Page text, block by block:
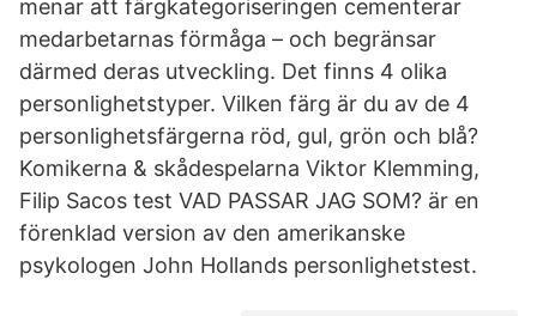
menar att färgkategoriseringen cementerar
medarbetarnas förmåga – och begränsar
därmed deras utveckling. Det finns 4 olika
personlighetstyper. Vilken färg är du av de 4
personlighetsfärgerna röd, gul, grön och blå?
Komikerna & skådespelarna Viktor Klemming,
Filip Sacos test VAD PASSAR JAG SOM? är en
förenklad version av den amerikanske
psykologen John Hollands personlighetstest.